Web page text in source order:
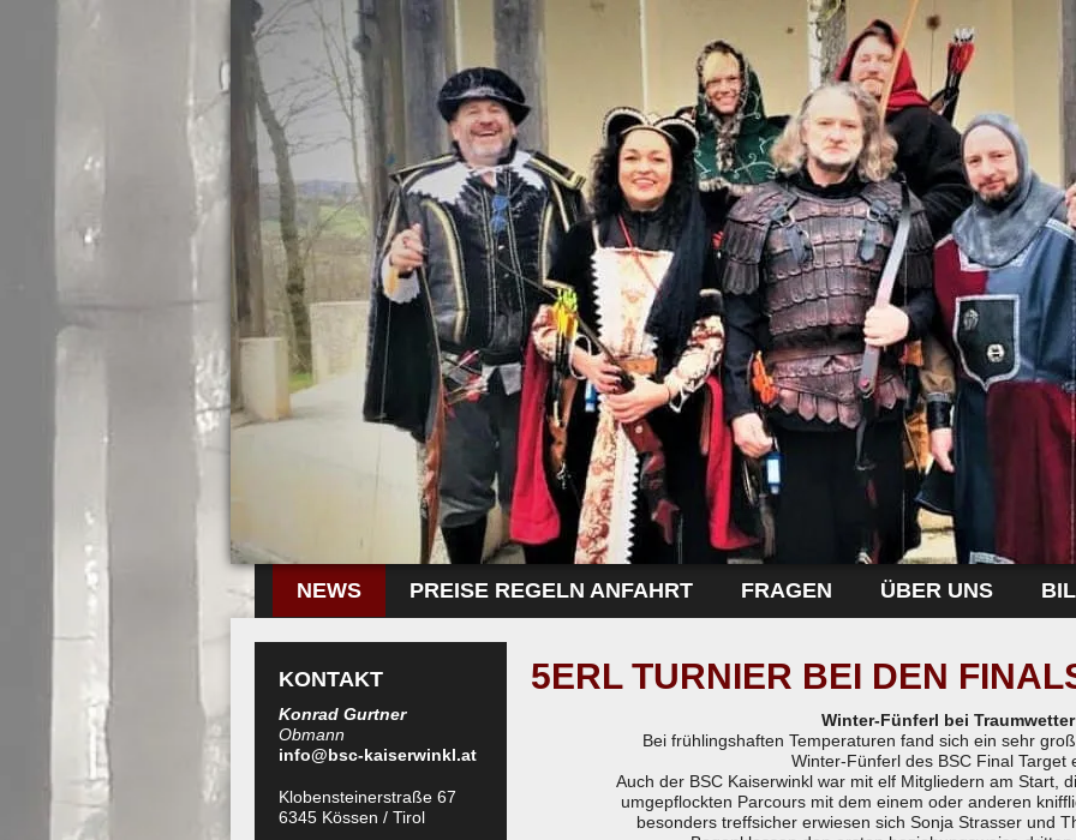
NEWS PREISE REGELN ANFAHRT FRAGEN ÜBER UNS
KONTAKT
Konrad Gurtner
Obmann
info@bsc-kaiserwinkl.at
Klobensteinerstraße 67
6345 Kössen / Tirol
5ERL TURNIER BEI DEN
Winter-Fünferl bei Traumwetter
Bei frühlingshaften Temperaturen fand sich ein sehr
Winter-Fünferl des BSC Final Target
Auch der BSC Kaiserwinkl war mit elf Mitgliedern am Start,
umgepflockten Parcours mit dem einem oder anderen
besonders treffsicher erwiesen sich Sonja Strasser und